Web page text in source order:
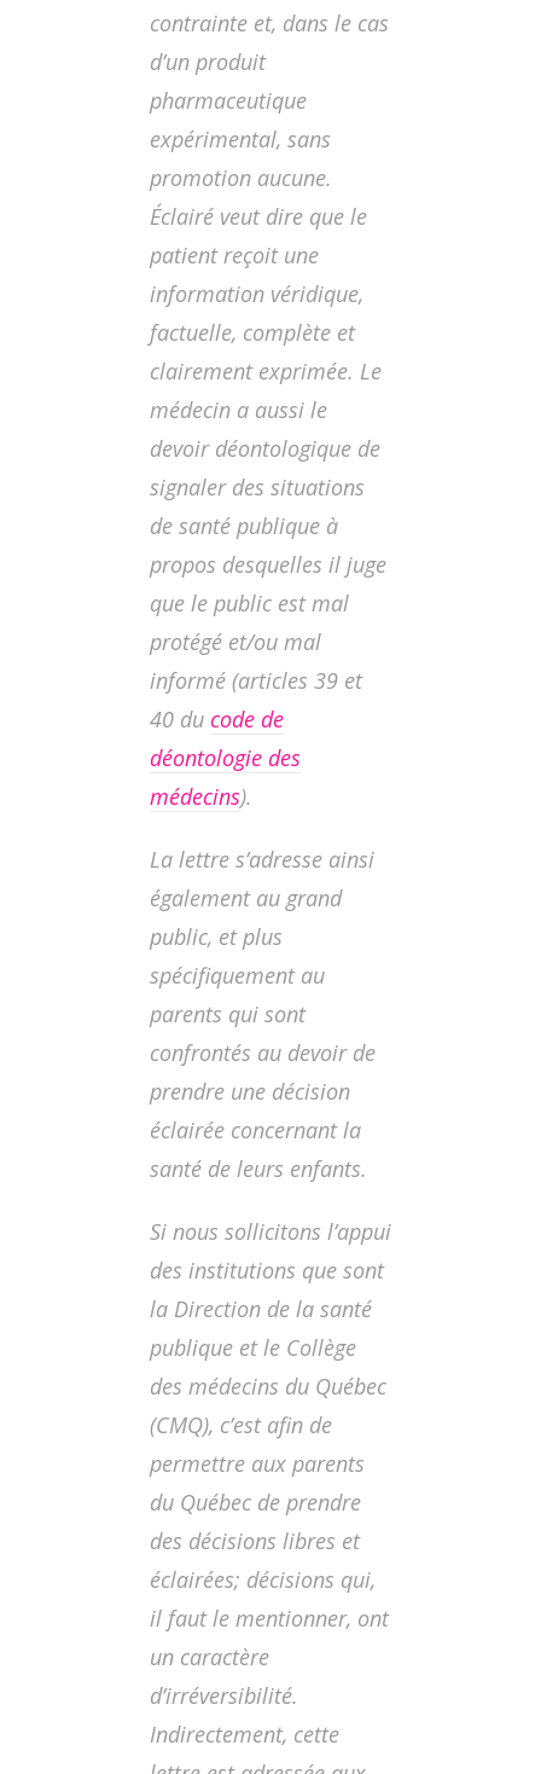
contrainte et, dans le cas
d’un produit
pharmaceutique
expérimental, sans
promotion aucune.
Éclairé veut dire que le
patient reçoit une
information véridique,
factuelle, complète et
clairement exprimée. Le
médecin a aussi le
devoir déontologique de
signaler des situations
de santé publique à
propos desquelles il juge
que le public est mal
protégé et/ou mal
informé (articles 39 et
40 du code de
déontologie des
médecins).
La lettre s’adresse ainsi
également au grand
public, et plus
spécifiquement au
parents qui sont
confrontés au devoir de
prendre une décision
éclairée concernant la
santé de leurs enfants.
Si nous sollicitons l’appui
des institutions que sont
la Direction de la santé
publique et le Collège
des médecins du Québec
(CMQ), c’est afin de
permettre aux parents
du Québec de prendre
des décisions libres et
éclairées; décisions qui,
il faut le mentionner, ont
un caractère
d’irréversibilité.
Indirectement, cette